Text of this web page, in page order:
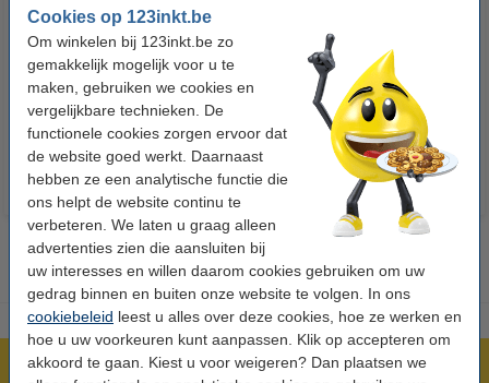
Cookies op 123inkt.be
Om winkelen bij 123inkt.be zo
gemakkelijk mogelijk voor u te
maken, gebruiken we cookies en
vergelijkbare technieken. De
functionele cookies zorgen ervoor dat
de website goed werkt. Daarnaast
hebben ze een analytische functie die
ons helpt de website continu te
verbeteren. We laten u graag alleen
advertenties zien die aansluiten bij
uw interesses en willen daarom cookies gebruiken om uw
gedrag binnen en buiten onze website te volgen. In ons
cookiebeleid leest u alles over deze cookies, hoe ze werken en
hoe u uw voorkeuren kunt aanpassen. Klik op accepteren om
akkoord te gaan. Kiest u voor weigeren? Dan plaatsen we
123accu Xtreme Power MN1500
Penlite AA batterij 24 stuks
€ 14,95 Incl. 21% btw
123inkt kopieerpapier 1 pak van
500 vellen A4 - 80 g/m²
€ 7,25 Incl. 21% btw
Meer dan 5 miljoen klanten!